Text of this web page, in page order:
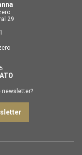
29
newsletter?